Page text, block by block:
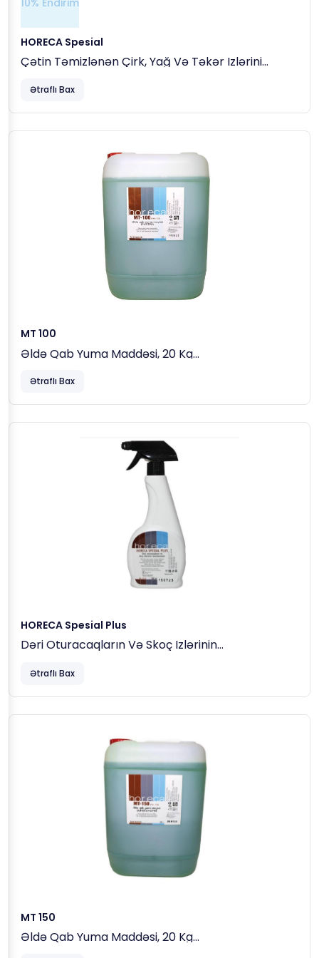
HORECA Spesial
Çətin Təmizlənən Çirk, Yağ Və Təkər Izlərini
Ətraflı Bax
MT 100
Əldə Qab Yuma Maddəsi, 20 Kg
1.1L Ilıq Suya 15-30ml MT100 Əlavə Edin.
2.Yuyulacaq Qabları Məhlulun Içinə Qoyun, Fırça,
Bez Və Ya Süngər Ilə Təmizləyin.
3.Bol Su Ilə Yuyub Qurulayın.
Sıxlıq G/cc, 20C: 1.02
Ətraflı Bax
HORECA Spesial Plus
Dəri Oturacaqların Və Skoç Izlərinin
Ətraflı Bax
MT 150
Əldə Qab Yuma Maddəsi, 20 Kg